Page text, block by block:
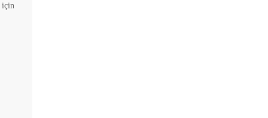
için